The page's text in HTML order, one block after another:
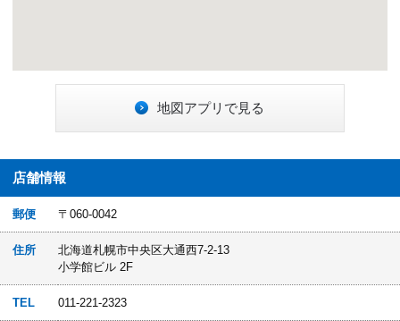
地図アプリで見る
店舗情報
郵便 〒060-0042
住所
北海道札幌市中央区大通西7-2-13
小学館ビル 2F
TEL 011-221-2323